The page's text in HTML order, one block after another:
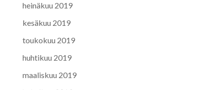
heinäkuu 2019
kesäkuu 2019
toukokuu 2019
huhtikuu 2019
maaliskuu 2019